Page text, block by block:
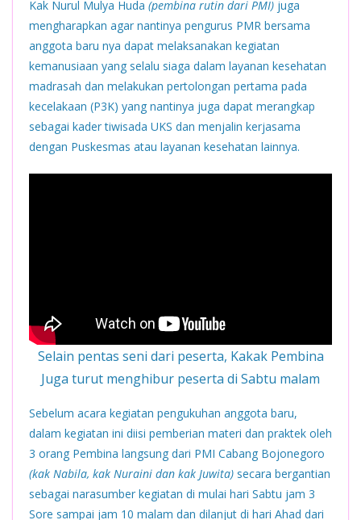
Kak Nurul Mulya Huda (pembina rutin dari PMI) juga
mengharapkan agar nantinya pengurus PMR bersama
anggota baru nya dapat melaksanakan kegiatan
kemanusiaan yang selalu siaga dalam layanan kesehatan
madrasah dan melakukan pertolongan pertama pada
kecelakaan (P3K) yang nantinya juga dapat merangkap
sebagai kader tiwisada UKS dan menjalin kerjasama
dengan Puskesmas atau layanan kesehatan lainnya.
Selain pentas seni dari peserta, Kakak Pembina
Juga turut menghibur peserta di Sabtu malam
Sebelum acara kegiatan pengukuhan anggota baru,
dalam kegiatan ini diisi pemberian materi dan praktek oleh
3 orang Pembina langsung dari PMI Cabang Bojonegoro
(kak Nabila, kak Nuraini dan kak Juwita) secara bergantian
sebagai narasumber kegiatan di mulai hari Sabtu jam 3
Sore sampai jam 10 malam dan dilanjut di hari Ahad dari